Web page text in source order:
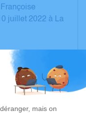
juillet 2022 à La
pour laisser
souvenirs,
à travers des
est un lieu
de